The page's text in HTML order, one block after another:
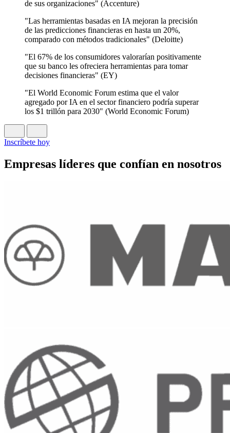
de sus organizaciones" (Accenture)
"Las herramientas basadas en IA mejoran la precisión
de las predicciones financieras en hasta un 20%,
comparado con métodos tradicionales" (Deloitte)
"El 67% de los consumidores valorarían positivamente
que su banco les ofreciera herramientas para tomar
decisiones financieras" (EY)
"El World Economic Forum estima que el valor
agregado por IA en el sector financiero podría superar
los $1 trillón para 2030" (World Economic Forum)
Inscríbete hoy
Empresas líderes que confían en nosotros